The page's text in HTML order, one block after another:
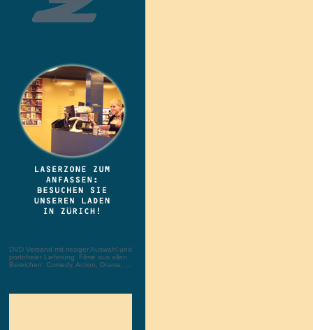
DVD Versand mit riesiger Auswahl und
portofreier Lieferung. Filme aus allen
Bereichen: Comedy, Action, Drama, ...